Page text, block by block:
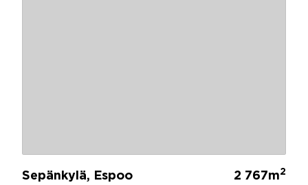
Sepänkylä, Espoo 2 767m2